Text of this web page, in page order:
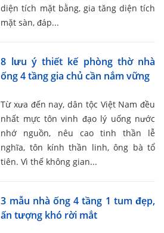
diện tích mặt bằng, gia tăng diện tích
mặt sàn, đáp...
8 lưu ý thiết kế phòng thờ nhà
ống 4 tầng gia chủ cần nắm vững
Từ xưa đến nay, dân tộc Việt Nam đều
nhất mực tôn vinh đạo lý uống nước
nhớ nguồn, nêu cao tinh thần lễ
nghĩa, tôn kính thần linh, ông bà tổ
tiên. Vì thế không gian...
3 mẫu nhà ống 4 tầng 1 tum đẹp,
ấn tượng khó rời mắt